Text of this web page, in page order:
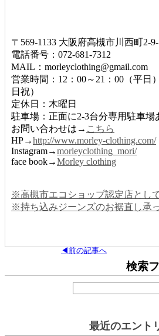
〒569-1133 大阪府高槻市川西町2-
電話番号：072-681-7312
MAIL：morleyclothing@gmail.com
営業時間：12：00～21：00（平日
日祝）
定休日：木曜日
駐車場：正面に2-3台分専用駐車場
お問い合わせは→ こちら
HP→http://www.morley-clothing.com/
Instagram→morleyclothing_mori/
face book→Morley clothing
※高槻市エコショップ認定店とし
※持ち込みジーンズのお裾直し承
◀前の記事へ
検索
最近のエント